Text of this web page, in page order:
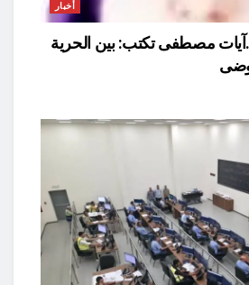
أخبار
مصطفى تكتب: بين الحرية